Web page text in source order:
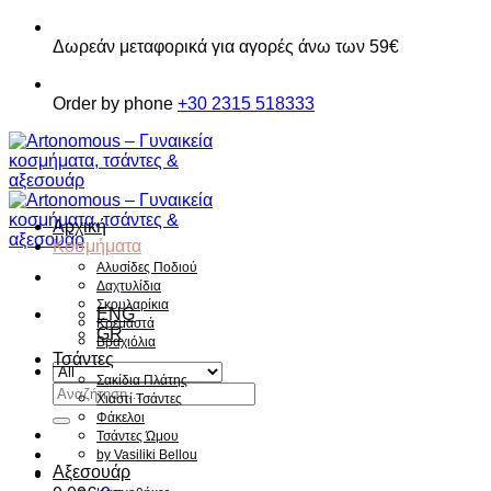
Παράβλεψη
Δωρεάν μεταφορικά για αγορές άνω των 59€
Order by phone +30 2315 518333
ENG
GR
Αναζήτηση
για:
Αρχική
Κοσμήματα
Αλυσίδες Ποδιού
Δαχτυλίδια
Σκουλαρίκια
Κρεμαστά
Βραχιόλια
Τσάντες
Σακίδια Πλάτης
Χιαστί Τσάντες
Φάκελοι
Τσάντες Ώμου
by Vasiliki Bellou
Αξεσουάρ